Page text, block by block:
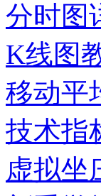
分时图
K线图
移动平
技术指
虚拟坐